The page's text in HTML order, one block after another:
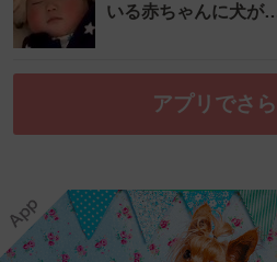
いる赤ちゃんに犬
アプリでさ